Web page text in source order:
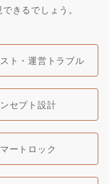
きるでしょう。
ト・運営トラブル
セプト設計
ートロック